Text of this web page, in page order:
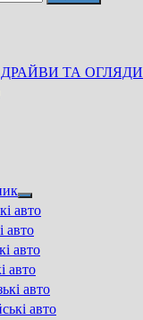
ДРАЙВИ ТА ОГЛЯДИ
Show
sub
menu
авто
авто
авто
авто
авто
авто